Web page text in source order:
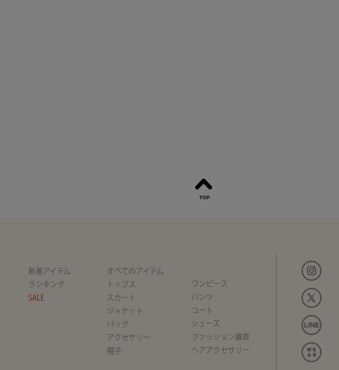
新着アイテム
ランキング
SALE
すべてのアイテム
トップス
スカート
ジャケット
バッグ
アクセサリー
帽子
ワンピース
パンツ
コート
シューズ
ファッション雑貨
ヘアアクセサリー